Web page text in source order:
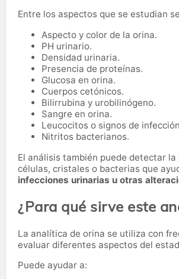
Entre los aspectos que se estudian
Aspecto y color de la orina.
PH urinario.
Densidad urinaria.
Presencia de proteínas.
Glucosa en orina.
Cuerpos cetónicos.
Bilirrubina y urobilinógeno.
Sangre en orina.
Leucocitos o signos de infección
Nitritos bacterianos.
El análisis también puede detectar la
células, cristales o bacterias que
infecciones urinarias u otras
¿Para qué sirve este
La analítica de orina se utiliza con
evaluar diferentes aspectos del
Puede ayudar a: